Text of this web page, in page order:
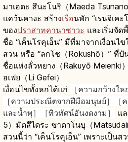
มาเอดะ สึนะโนริ（Maeda
แคว้นคางะ สร้างเรือนพัก “เรนจิเค
ของปราสาทคานาซาวะ และเริ่มจัด
ชื่อ “เค็นโรคุเอ็น” มีที่มาจากเงื่อนไ
สวน หรือ “ลกโช（Rokushō）” ที่บั
ชื่อแห่งลั่วหยาง（Rakuyō Meienki
อเฟย（Li Gefei）
เงื่อนไขทั้งหกได้แก่
［ความกว้างใ
［ความประณีตจากฝีมือมนุษย์］［
และน้ำพุ］［ทิวทัศน์อันงดงาม］
แ
5）มัตสึไดระ ซาดาโนบุ（
สวนนี้ว่า “เค็นโรคุเอ็น” เพราะเป็